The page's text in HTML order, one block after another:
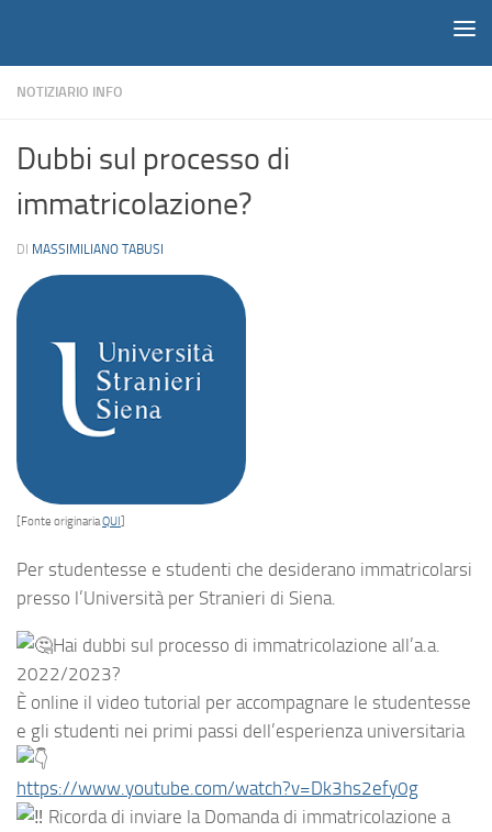
NOTIZIARIO INFO
Dubbi sul processo di
immatricolazione?
DI MASSIMILIANO TABUSI
[Fonte originariaQUI
Per studentesse e studenti che desiderano immatricolarsi
presso l’Università per Stranieri di Siena.
Hai dubbi sul processo di immatricolazione all’a.a.
2022/2023?
È online il video tutorial per accompagnare le studentesse
e gli studenti nei primi passi dell’esperienza universitaria
https://www.youtube.com/watch?v=Dk3hs2efy0g
Ricorda di inviare la Domanda di immatricolazione a